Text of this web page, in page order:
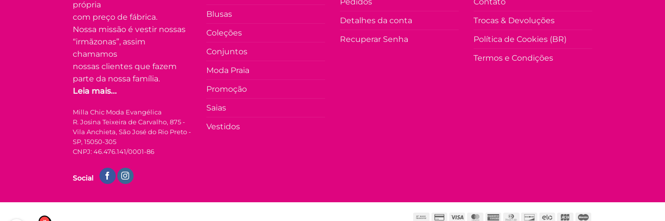
própria
com preço de fábrica.
Nossa missão é vestir nossas
“irmãzonas”, assim
chamamos
nossas clientes que fazem
parte da nossa família.
Leia mais...
Milla Chic Moda Evangélica
R. Josina Teixeira de Carvalho, 875 -
Vila Anchieta, São José do Rio Preto -
SP, 15050-305
CNPJ: 46.476.141/0001-86
Social
Blusas
Coleções
Conjuntos
Moda Praia
Promoção
Saias
Vestidos
Detalhes da conta
Recuperar Senha
Trocas & Devoluções
Política de Cookies (BR)
Termos e Condições